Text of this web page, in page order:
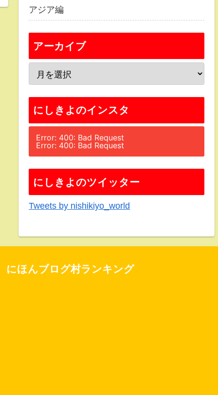
アジア編
アーカイブ
にしきよのインスタ
Error: 400: Bad Request
Error: 400: Bad Request
にしきよのツイッター
Tweets by nishikiyo_world
にほんブログ村ランキング